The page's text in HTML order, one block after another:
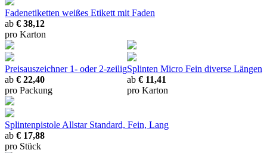
Fadenetiketten weißes Etikett mit Faden
ab € 38,12
pro Karton
Preisauszeichner 1- oder 2-zeilig
ab € 22,40
pro Packung
Splinten Micro Fein diverse Längen
ab € 11,41
pro Karton
Splintenpistole Allstar Standard, Fein, Lang
ab € 17,88
pro Stück